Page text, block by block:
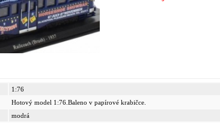
1:76
Hotový model 1:76.Baleno v papírové krabičce.
modrá